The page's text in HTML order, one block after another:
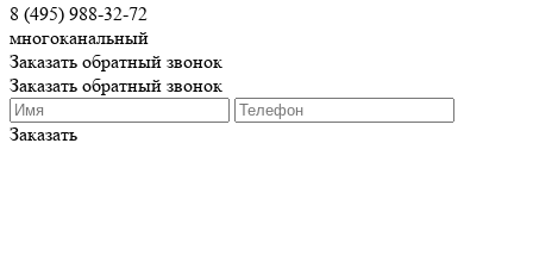
8 (495) 988-32-72
многоканальный
Заказать обратный звонок
Заказать обратный звонок
Заказать